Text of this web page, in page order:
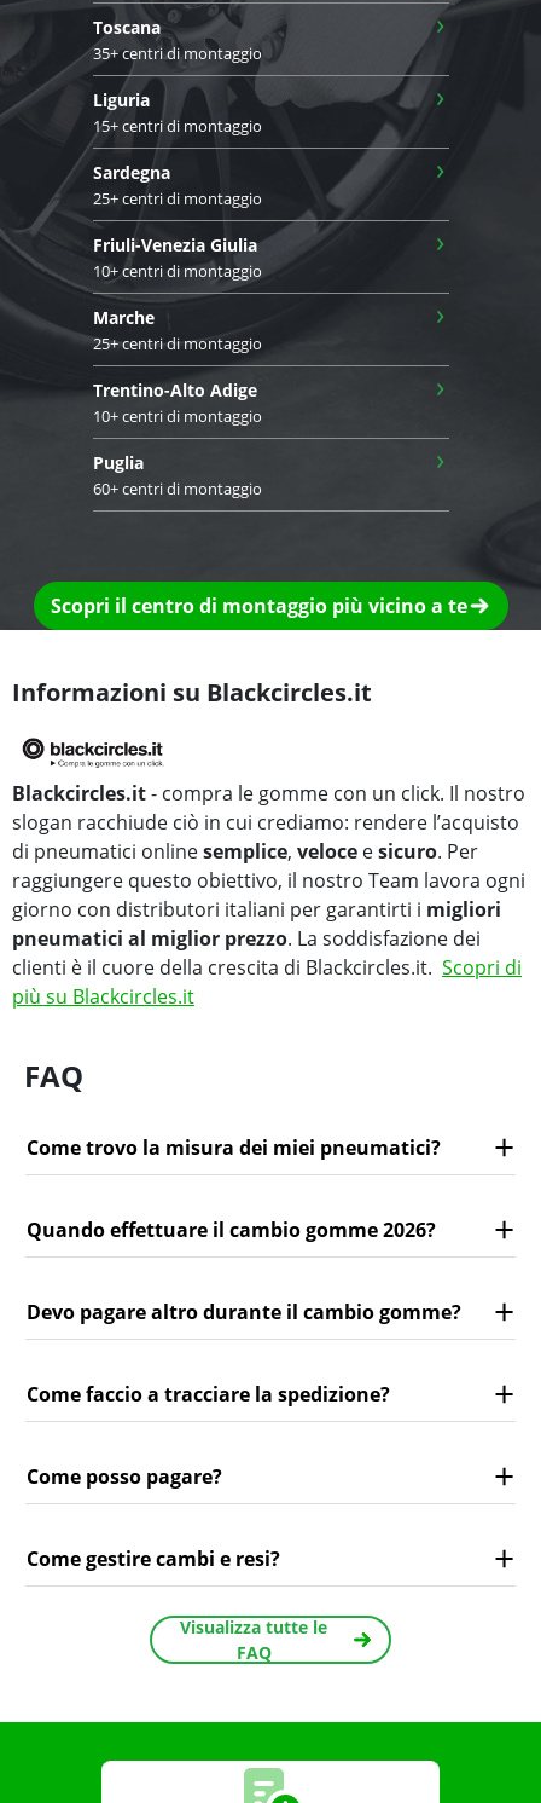
Toscana
35+ centri di montaggio
›
Liguria
15+ centri di montaggio
›
Sardegna
25+ centri di montaggio
›
Friuli-Venezia Giulia
10+ centri di montaggio
›
Marche
25+ centri di montaggio
›
Trentino-Alto Adige
10+ centri di montaggio
›
Puglia
60+ centri di montaggio
›
Scopri il centro di montaggio più vicino a te
Informazioni su Blackcircles.it
Blackcircles.it- compra le gomme con un click. Il nostro
slogan racchiude ciò in cui crediamo: rendere l’acquisto
di pneumatici onlinesemplice, veloce esicuro. Per
raggiungere questo obiettivo, il nostro Team lavora ogni
giorno con distributori italiani per garantirti i migliori
pneumatici al miglior prezzo. La soddisfazione dei
clienti è il cuore della crescita di Blackcircles.it. Scopri di
più su Blackcircles.it
FAQ
Come trovo la misura dei miei pneumatici?
Quando effettuare il cambio gomme 2026?
Devo pagare altro durante il cambio gomme?
Come faccio a tracciare la spedizione?
Come posso pagare?
Come gestire cambi e resi?
Visualizza tutte le
FAQ